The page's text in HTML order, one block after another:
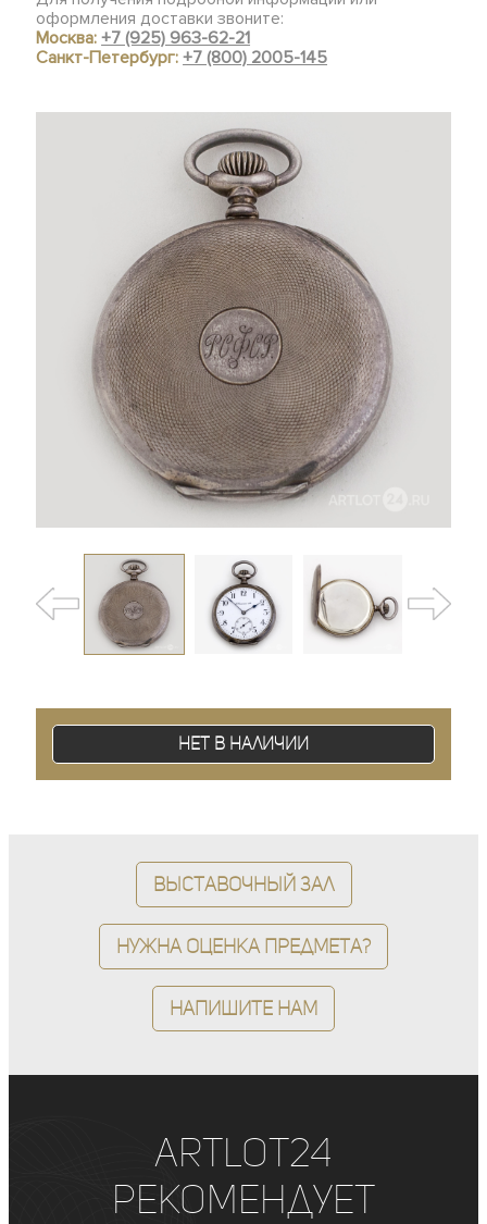
оформления доставки звоните:
Москва:+7 (925) 963-62-21
Санкт-Петербург:+7 (800) 2005-145
Нет в наличии
Выставочный зал
Нужна оценка предмета?
Напишите нам
ArtLot24
рекомендует